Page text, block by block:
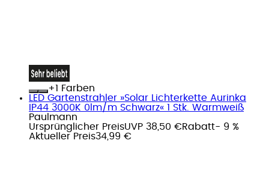
+
Farben
LED Gartenstrahler »Solar Lichterkette Aurinka
IP44 3000K 0lm/m Schwarz« 1 Stk. Warmweiß
Paulmann
Ursprünglicher PreisUVP 38,50 €Rabatt- 9 %
Aktueller Preis34,99 €